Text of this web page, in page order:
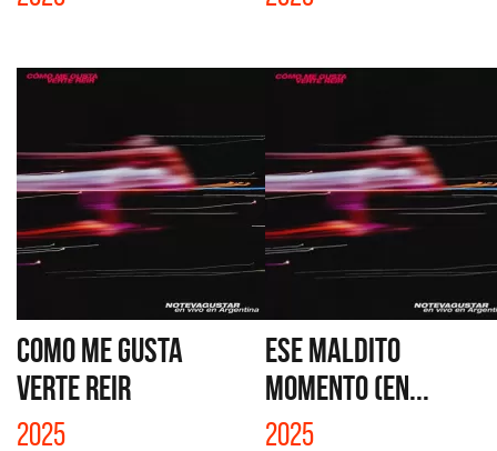
COMO ME GUSTA
VERTE REIR
2025
ESE MALDITO
MOMENTO (EN...
2025